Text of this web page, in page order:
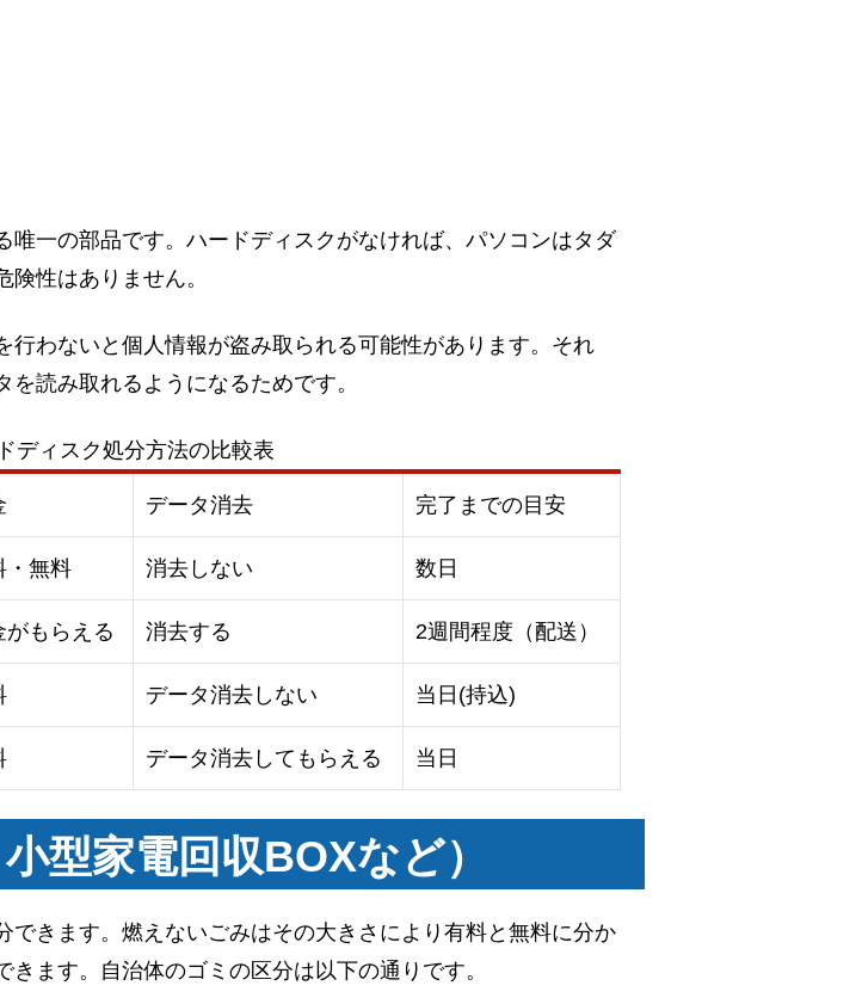
一の部品です。ハードディスクがなければ、パソコンはタダ
性はありません。
わないと個人情報が盗み取られる可能性があります。それ
読み取れるようになるためです。
ディスク処分方法の比較表
データ消去 完了までの目安
・無料 消去しない 数日
がもらえる 消去する 2週間程度（配送）
データ消去しない 当日(持込)
データ消去してもらえる 当日
型家電回収BOXなど）
きます。燃えないごみはその大きさにより有料と無料に分か
ます。自治体のゴミの区分は以下の通りです。